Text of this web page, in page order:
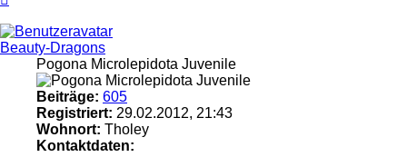
Beauty-Dragons
Pogona Microlepidota Juvenile
Beiträge: 605
Registriert: 29.02.2012, 21:43
Wohnort: Tholey
Kontaktdaten: